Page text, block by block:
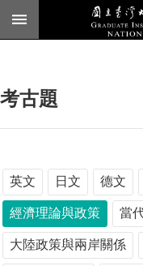
跳到主要內容區塊
臺
English
公
告
本
考古題
英文 日文 德文
經濟理論與政策 當
大陸政策與兩岸關係